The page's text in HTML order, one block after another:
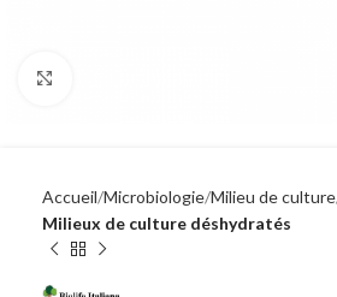
Accueil Microbiologie Milieu de culture
Milieux de culture déshydratés